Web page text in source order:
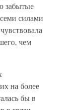
забытые
силами
чем
на более
бы в